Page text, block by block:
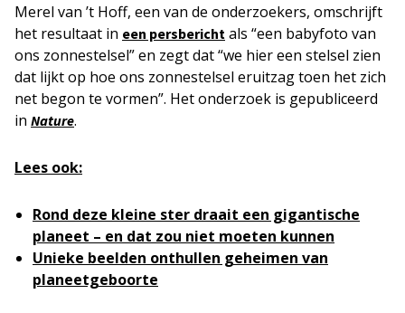
Merel van ’t Hoff, een van de onderzoekers, omschrijft
het resultaat in een persbericht als “een babyfoto van
ons zonnestelsel” en zegt dat “we hier een stelsel zien
dat lijkt op hoe ons zonnestelsel eruitzag toen het zich
net begon te vormen”. Het onderzoek is gepubliceerd
in Nature.
Lees ook:
Rond deze kleine ster draait een gigantische
planeet – en dat zou niet moeten kunnen
Unieke beelden onthullen geheimen van
planeetgeboorte